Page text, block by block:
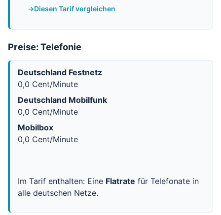
Diesen Tarif vergleichen
Preise: Telefonie
Deutschland Festnetz
0,0 Cent/Minute
Deutschland Mobilfunk
0,0 Cent/Minute
Mobilbox
0,0 Cent/Minute
Im Tarif enthalten: Eine Flatrate für Telefonate in
alle deutschen Netze.